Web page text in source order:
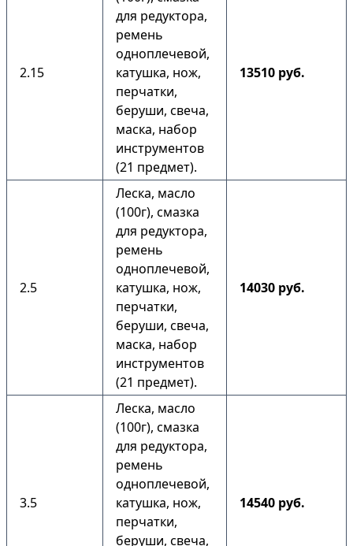
2.15
для редуктора,
ремень
одноплечевой,
катушка, нож,
перчатки,
беруши, свеча,
маска, набор
инструментов
(21 предмет).
13510 руб.
2.5
Леска, масло
(100г), смазка
для редуктора,
ремень
одноплечевой,
катушка, нож,
перчатки,
беруши, свеча,
маска, набор
инструментов
(21 предмет).
14030 руб.
3.5
Леска, масло
(100г), смазка
для редуктора,
ремень
одноплечевой,
катушка, нож,
перчатки,
беруши, свеча,
14540 руб.